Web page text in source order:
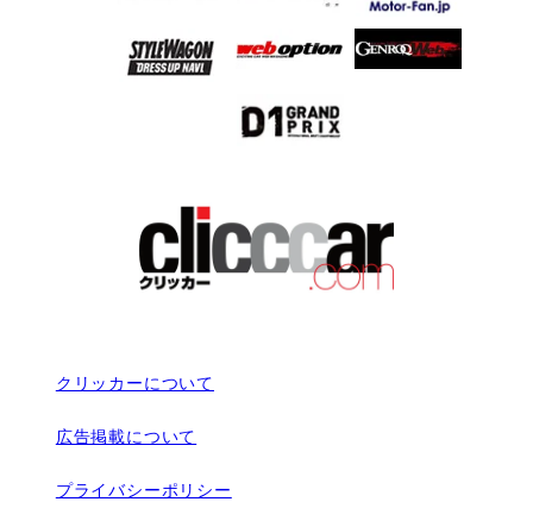
クリッカーについて
広告掲載について
プライバシーポリシー